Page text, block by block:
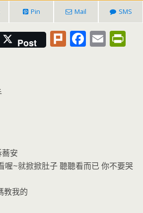
Pin Mail SMS
Post Pl F E
安
喔~就掀掀肚子 聽聽看而已 你不要哭
教我的